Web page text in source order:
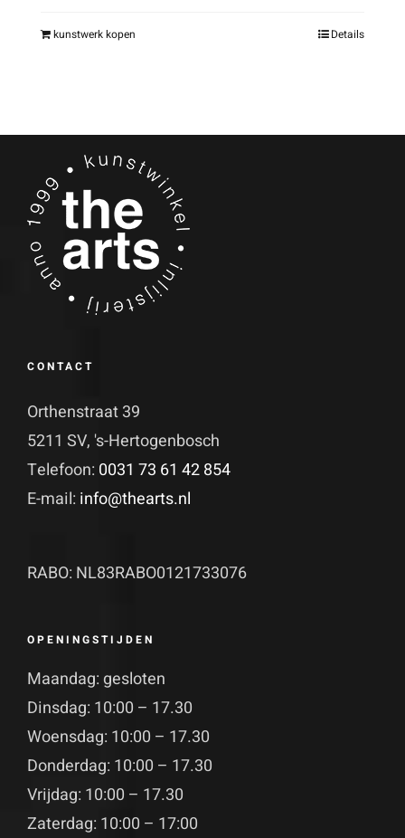
kunstwerk kopen Details
CONTACT
Orthenstraat 39
5211 SV, 's-Hertogenbosch
Telefoon: 0031 73 61 42 854
E-mail: info@thearts.nl
RABO: NL83RABO0121733076
OPENINGSTIJDEN
Maandag: gesloten
Dinsdag: 10:00 – 17.30
Woensdag: 10:00 – 17.30
Donderdag: 10:00 – 17.30
Vrijdag: 10:00 – 17.30
Zaterdag: 10:00 – 17:00